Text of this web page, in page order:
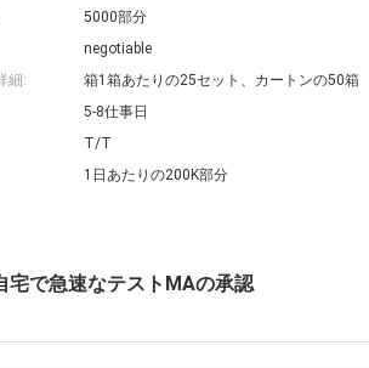
5000部分
negotiable
細:
箱1箱あたりの25セット、カートンの50箱
5-8仕事日
T/T
1日あたりの200K部分
宅で急速なテストMAの承認